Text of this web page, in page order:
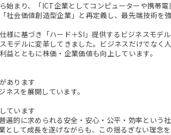
始まり、「ICT企業としてコンピューターや携帯
社会価値創造型企業」と再定義し、最先端技術を
様に基づき「ハード＋SI」提供するビジネスモデ
モデルに変革してきました。ビジネスだけでなく
益とともに株価・企業価値も向上しています。
あります
スを展開しています。
ています
遍的に求められる安全・安心・公平・効率という
として成長を遂げながらも、この揺るぎない理念